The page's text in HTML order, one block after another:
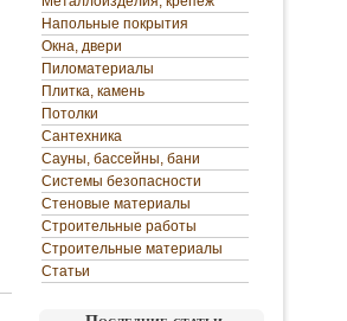
Напольные покрытия
Окна, двери
Пиломатериалы
Плитка, камень
Потолки
Сантехника
Сауны, бассейны, бани
Системы безопасности
Стеновые материалы
Строительные работы
Строительные материалы
Статьи